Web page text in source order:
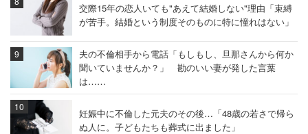
交際15年の恋人いても"あえて結婚しない"理由「束縛
が苦手。結婚という制度そのものに特に憧れはない」
夫の不倫相手から電話「もしもし、旦那さんから何か
聞いていませんか？」 勘のいい妻が発した言葉
は……
妊娠中に不倫した元夫のその後…「48歳の若さで帰ら
ぬ人に。子どもたちも葬式に出ました」